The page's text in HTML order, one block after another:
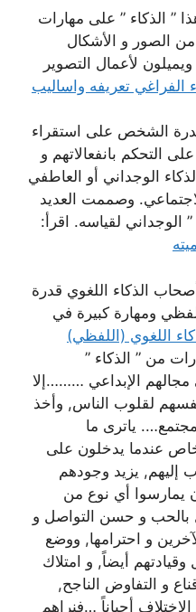
” الذكاء ” على مهارات
الصور و الأشكال
لأعمال التصوير
الفراغي تعريفه واساليب
الشخص على استقراء
التحكم بانفعالاتهم و
الوجداني أو العاطفي
وصممت العديد
الوجداني لقياسه. اقرأ:
الذكاء اللغوي قدرة
ومهارة كبيرة في
اللغوي (اللفظي)
من ” الذكاء ”
الإبداعي ………إلا
لقلوب الناس, وأخذ
ياترى ما
عندما يدخلون على
إليهم, يزيد وجودهم
يمارسوا أي نوع من
بالحب و حسن التواصل و
و احترامها, ووضع
أيضاً, و امتلاك
و التفاوض الناجح,
أحياناً …فنراهم